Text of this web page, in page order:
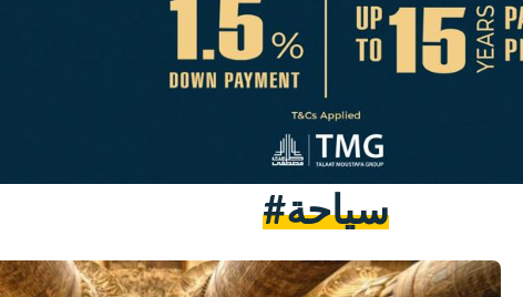
#سياحة